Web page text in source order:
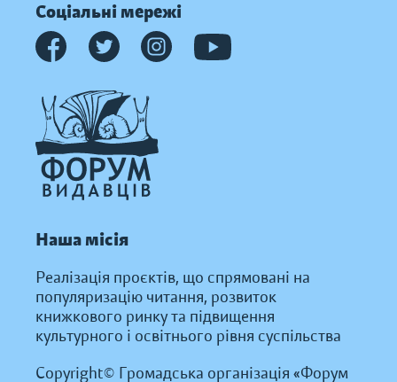
Соціальні мережі
Наша місія
Реалізація проєктів, що спрямовані на
популяризацію читання, розвиток
книжкового ринку та підвищення
культурного і освітнього рівня суспільства
Copyright© Громадська організація «Форум